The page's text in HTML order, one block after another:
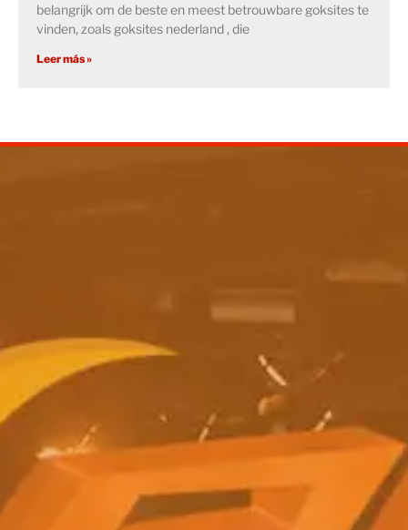
belangrijk om de beste en meest betrouwbare goksites te
vinden, zoals goksites nederland , die
Leer más »